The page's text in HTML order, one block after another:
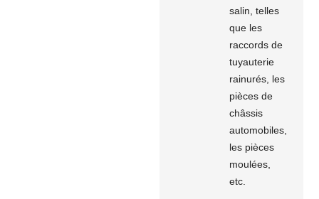
salin, telles
que les
raccords de
tuyauterie
rainurés, les
pièces de
châssis
automobiles,
les pièces
moulées,
etc.